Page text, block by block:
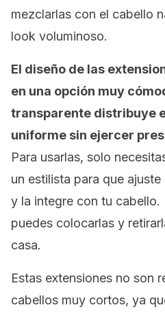
mezclarlas con el cabello
look voluminoso.
El diseño de las
en una opción muy
transparente distribuye
uniforme sin ejercer
Para usarlas, solo
un estilista para que
y la integre con tu cabello.
puedes colocarlas y
casa.
Estas extensiones no son
cabellos muy cortos, ya